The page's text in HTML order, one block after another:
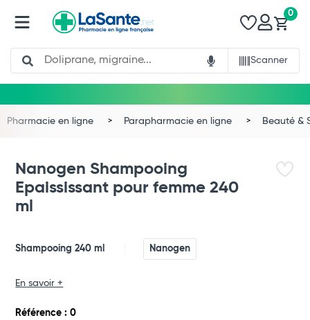
Search
Scanner
0
Pharmacie en ligne Parapharmacie en ligne Beauté &
Nanogen Shampooing
Epaississant pour femme 240
ml
Shampooing 240 ml Nanogen
En savoir +
Référence : 0